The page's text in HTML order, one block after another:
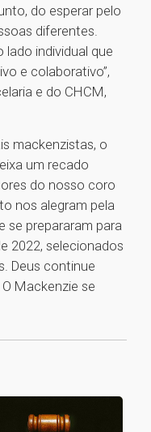
do esperar pelo
diferentes.
lado individual que
e colaborativo”,
e do CHCM,
mackenzistas, o
um recado
do nosso coro
nos alegram pela
se prepararam para
2022, selecionados
Deus continue
Mackenzie se